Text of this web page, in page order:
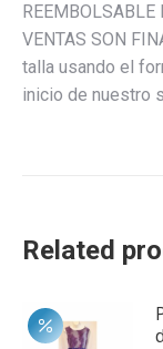
REEMBOLSABLE
VENTAS SON
talla usando el
inicio de nuestro
Related